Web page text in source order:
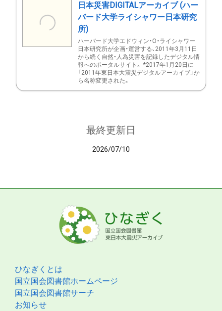
日本災害DIGITALアーカイブ (ハー
バード大学ライシャワー日本研究
所)
ハーバード大学エドウィン・O・ライシャワー
日本研究所が企画・運営する、2011年3月11日
から続く自然・人為災害を記録したデジタル情
報へのポータルサイト。 *2017年1月20日に
「2011年東日本大震災デジタルアーカイブ」か
ら名称変更された。
最終更新日
2026/07/10
ひなぎくとは
国立国会図書館ホームページ
国立国会図書館サーチ
お知らせ